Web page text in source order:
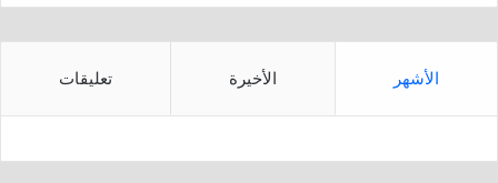
الأشهر الأخيرة تعليقات